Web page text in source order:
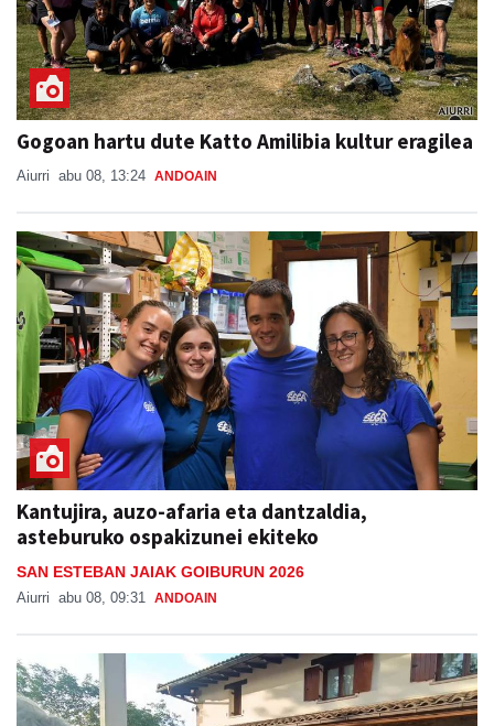
Gogoan hartu dute Katto Amilibia kultur eragilea
Aiurri abu 08, 13:24 ANDOAIN
Kantujira, auzo-afaria eta dantzaldia,
asteburuko ospakizunei ekiteko
SAN ESTEBAN JAIAK GOIBURUN 2026
Aiurri abu 08, 09:31 ANDOAIN